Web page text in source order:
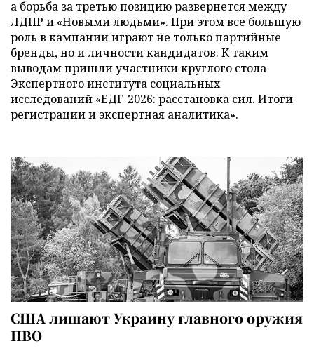
а борьба за третью позицию развернется между
ЛДПР и «Новыми людьми». При этом все большую
роль в кампании играют не только партийные
бренды, но и личности кандидатов. К таким
выводам пришли участники круглого стола
Экспертного института социальных
исследований «ЕДГ-2026: расстановка сил. Итоги
регистрации и экспертная аналитика».
США лишают Украину главного оружия
ПВО